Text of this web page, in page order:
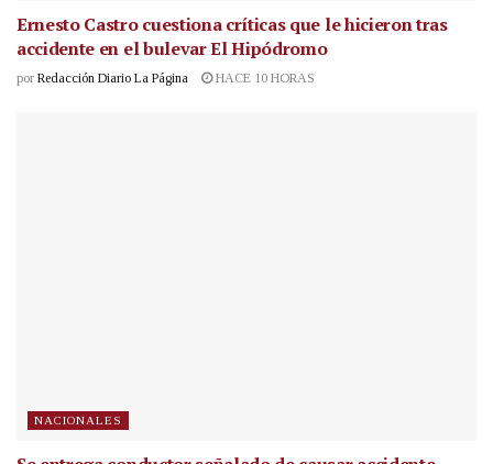
Ernesto Castro cuestiona críticas que le hicieron tras
accidente en el bulevar El Hipódromo
por Redacción Diario La Página HACE 10 HORAS
NACIONALES